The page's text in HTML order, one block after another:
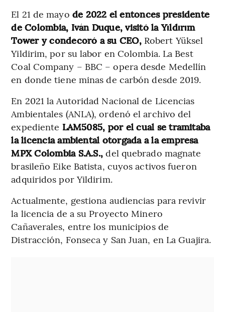
El 21 de mayo de 2022 el entonces presidente
de Colombia, Iván Duque, visitó la Yıldırım
Tower y condecoró a su CEO,Robert Yüksel
Yildirim, por su labor en Colombia. La Best
Coal Company – BBC – opera desde Medellín
en donde tiene minas de carbón desde 2019.
En 2021 la Autoridad Nacional de Licencias
Ambientales (ANLA), ordenó el archivo del
expediente LAM5085, por el cual se tramitaba
la licencia ambiental otorgada a la empresa
MPX Colombia S.A.S.,del quebrado magnate
brasileño Eike Batista, cuyos activos fueron
adquiridos por Yildirim.
Actualmente, gestiona audiencias para revivir
la licencia de a su Proyecto Minero
Cañaverales, entre los municipios de
Distracción, Fonseca y San Juan, en La Guajira.